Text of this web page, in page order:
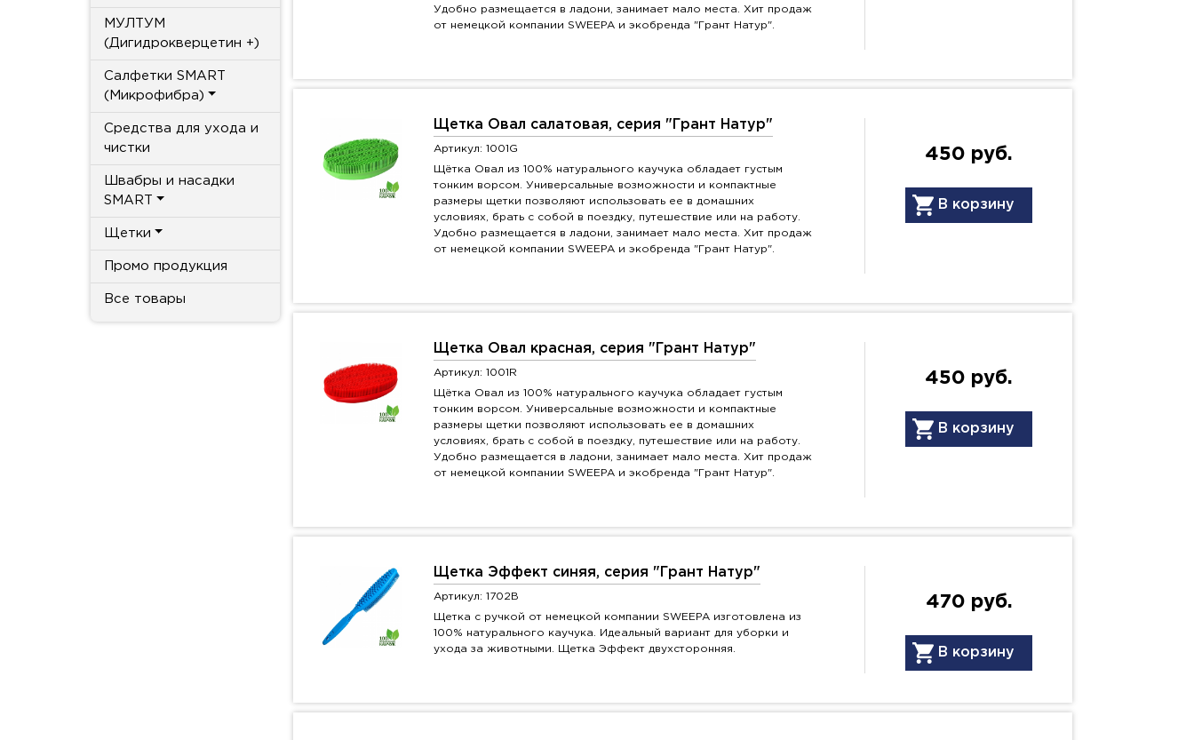
МУЛТУМ
(Дигидрокверцетин +)
Салфетки SMART
(Микрофибра)
Средства для ухода и
чистки
Швабры и насадки
SMART
Щетки
Промо продукция
Все товары
Удобно размещается в ладони, занимает мало места. Хит продаж
от немецкой компании SWEEPA и экобренда "Грант Натур".
Щетка Овал салатовая, серия "Грант Натур"
Артикул: 1001G
Щётка Овал из 100% натурального каучука обладает густым
тонким ворсом. Универсальные возможности и компактные
размеры щетки позволяют использовать ее в домашних
условиях, брать с собой в поездку, путешествие или на работу.
Удобно размещается в ладони, занимает мало места. Хит продаж
от немецкой компании SWEEPA и экобренда "Грант Натур".
450 руб.
В корзину
Щетка Овал красная, серия "Грант Натур"
Артикул: 1001R
Щётка Овал из 100% натурального каучука обладает густым
тонким ворсом. Универсальные возможности и компактные
размеры щетки позволяют использовать ее в домашних
условиях, брать с собой в поездку, путешествие или на работу.
Удобно размещается в ладони, занимает мало места. Хит продаж
от немецкой компании SWEEPA и экобренда "Грант Натур".
450 руб.
В корзину
Щетка Эффект синяя, серия "Грант Натур"
Артикул: 1702B
Щетка с ручкой от немецкой компании SWEEPA изготовлена из
100% натурального каучука. Идеальный вариант для уборки и
ухода за животными. Щетка Эффект двухсторонняя.
470 руб.
В корзину